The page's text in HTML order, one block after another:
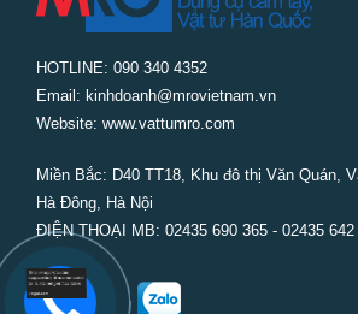
HOTLINE: 090 340 4352
Email: kinhdoanh@mrovietnam.vn
Website: www.vattumro.com
Miền Bắc: D40 TT18, Khu đô thị Văn Quán,
Hà Đông, Hà Nội
ĐIỆN THOẠI MB: 02435 690 365 - 02435 642